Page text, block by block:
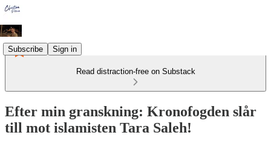
Subscribe Sign in
Read distraction-free on Substack
Efter min granskning: Kronofogden slår
till mot islamisten Tara Saleh!